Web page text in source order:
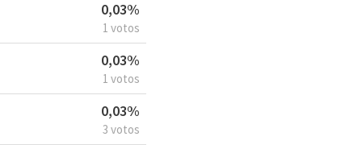
0,03%
1 votos
0,03%
1 votos
0,03%
3 votos